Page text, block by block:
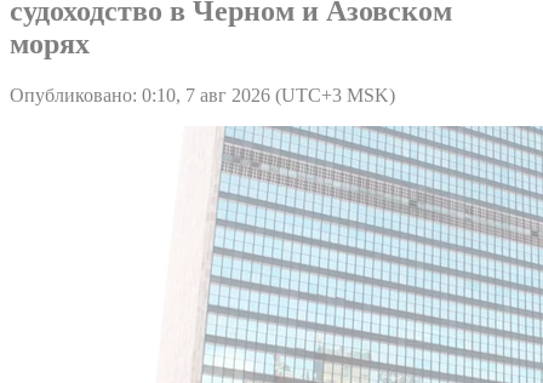
судоходство в Черном и Азовском
морях
Опубликовано: 0:10, 7 авг 2026 (UTC+3 MSK)